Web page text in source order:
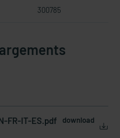
300785
FR-IT-ES.pdf
download